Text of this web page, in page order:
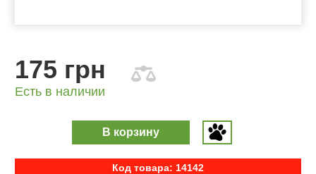
175 грн
Есть в наличии
В корзину
Код товара: 14142